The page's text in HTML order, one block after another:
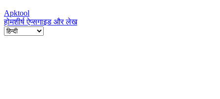
Apktool
होमशीर्ष ऐप्सगाइड और लेख